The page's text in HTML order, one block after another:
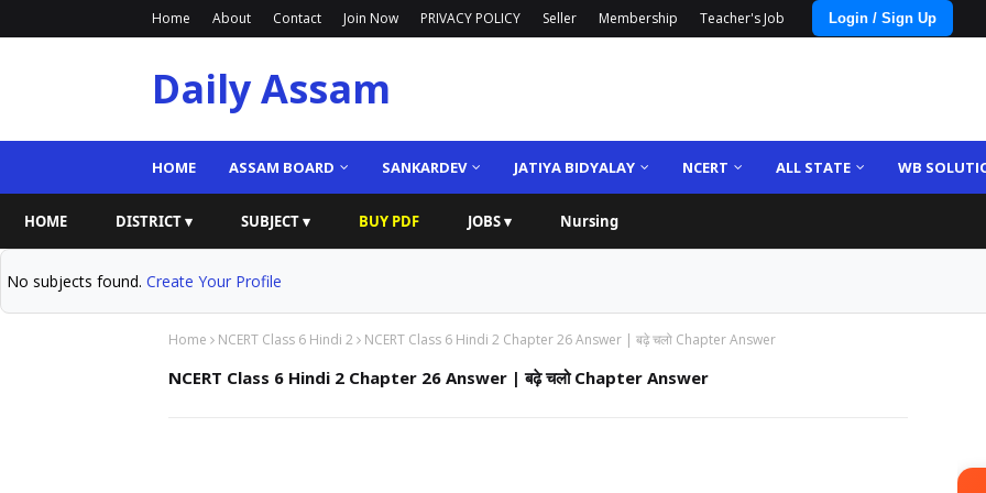
Home About Contact Join Now PRIVACY POLICY Seller Membership Teacher's Job Login / Sign Up
Daily Assam
HOME ASSAM BOARD SANKARDEV JATIYA BIDYALAY NCERT ALL STATE WB
HOME DISTRICT ▾ SUBJECT ▾ BUY PDF JOBS ▾ Nursing
No subjects found. Create Your Profile
Home NCERT Class 6 Hindi 2 NCERT Class 6 Hindi 2 Chapter 26 Answer | बढ़े चलो Chapter Answer
NCERT Class 6 Hindi 2 Chapter 26 Answer | बढ़े चलो Chapter Answer